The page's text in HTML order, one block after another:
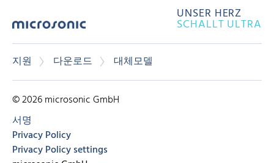
UNSER HERZ
SCHALLT ULTRA
지원 다운로드 대체모델
© 2026 microsonic GmbH
서명
Privacy Policy
Privacy Policy settings